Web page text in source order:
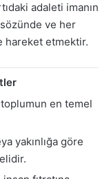
adaleti imanın
sözünde ve her
hareket etmektir.
toplumun en temel
yakınlığa göre